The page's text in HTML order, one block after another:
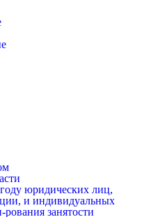
юридических лиц,
и индивидуальных
занятости